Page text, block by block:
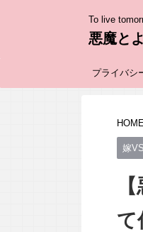
To live
悪魔と
プライバシ
嫁
て